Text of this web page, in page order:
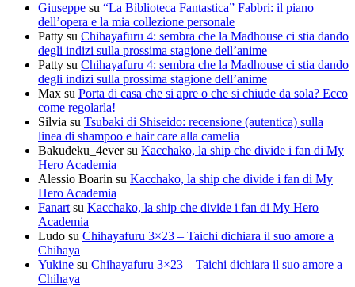
Giuseppe su “La Biblioteca Fantastica” Fabbri: il piano
dell’opera e la mia collezione personale
Patty su Chihayafuru 4: sembra che la Madhouse ci stia dando
degli indizi sulla prossima stagione dell’anime
Patty su Chihayafuru 4: sembra che la Madhouse ci stia dando
degli indizi sulla prossima stagione dell’anime
Max su Porta di casa che si apre o che si chiude da sola? Ecco
come regolarla!
Silvia su Tsubaki di Shiseido: recensione (autentica) sulla
linea di shampoo e hair care alla camelia
Bakudeku_4eversu Kacchako, la ship che divide i fan di My
Hero Academia
Alessio Boarin su Kacchako, la ship che divide i fan di My
Hero Academia
Fanart su Kacchako, la ship che divide i fan di My Hero
Academia
Ludo su Chihayafuru 3×23 – Taichi dichiara il suo amore a
Chihaya
Yukine su Chihayafuru 3×23 – Taichi dichiara il suo amore a
Chihaya